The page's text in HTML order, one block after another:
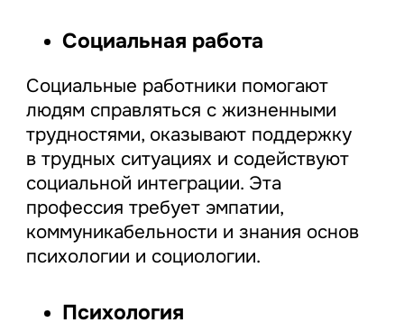
Социальная работа
Социальные работники помогают
людям справляться с жизненными
трудностями, оказывают поддержку
в трудных ситуациях и содействуют
социальной интеграции. Эта
профессия требует эмпатии,
коммуникабельности и знания основ
психологии и социологии.
Психология